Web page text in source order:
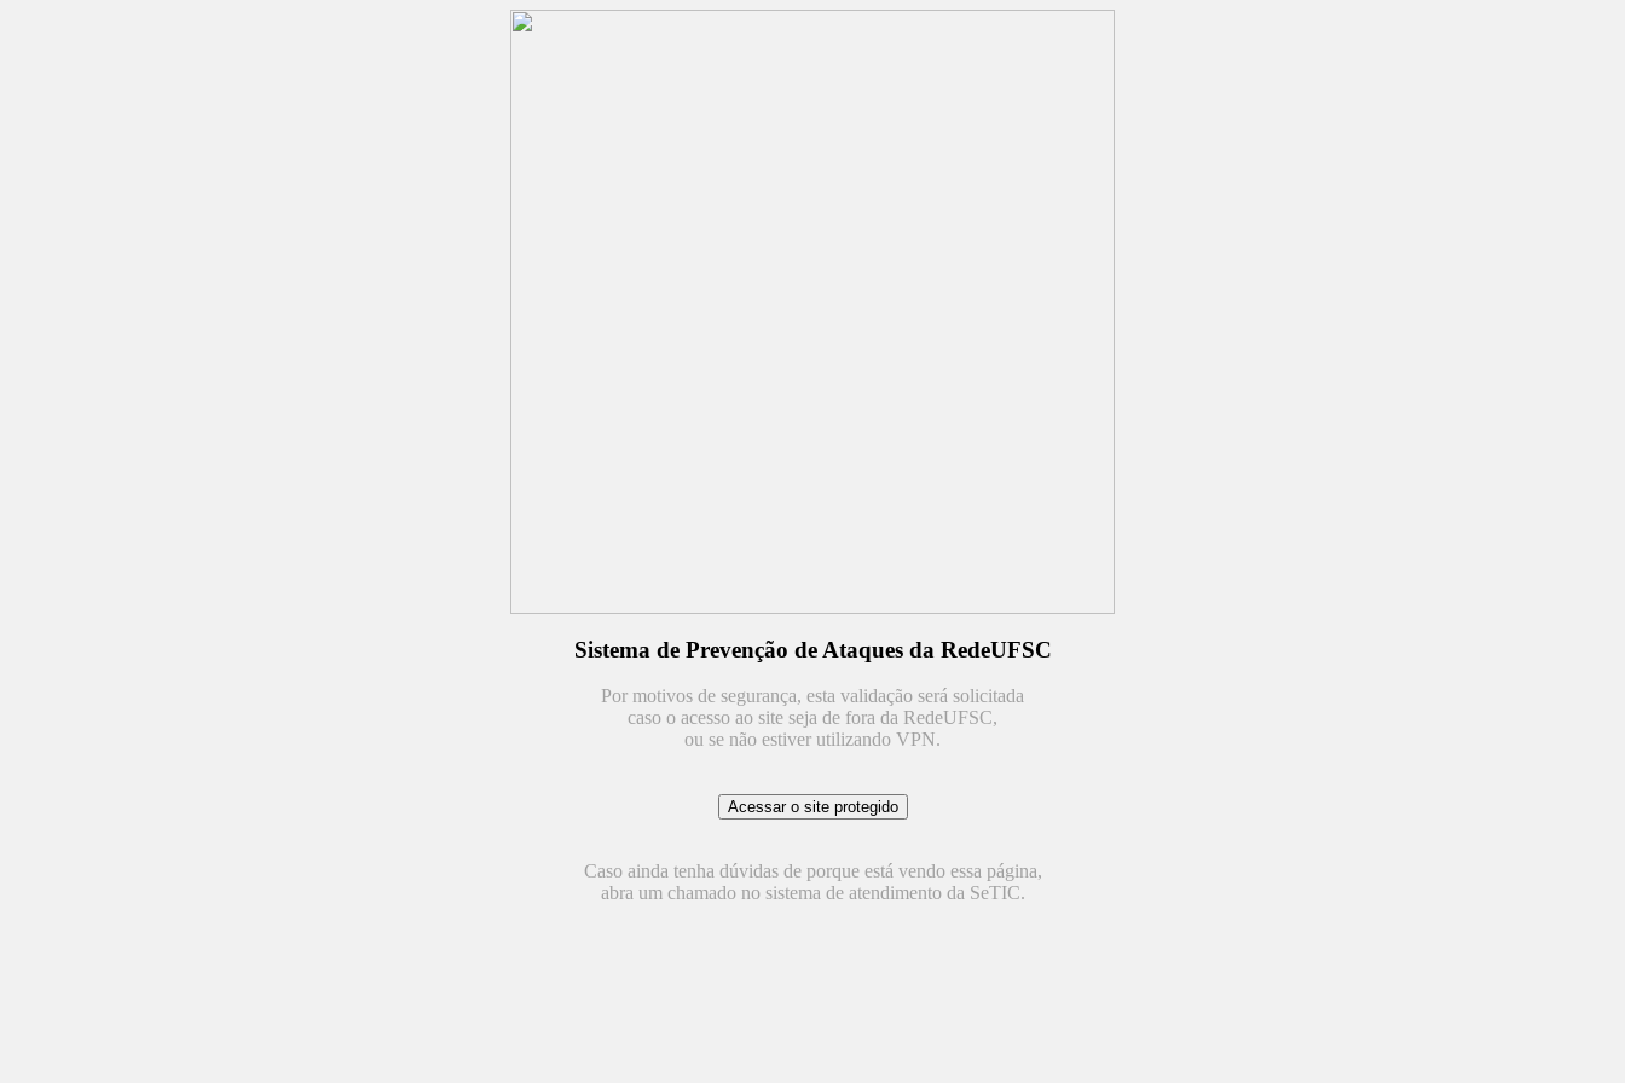
Sistema de Prevenção de Ataques da RedeUFSC
Por motivos de segurança, esta validação será solicitada
caso o acesso ao site seja de fora da RedeUFSC,
ou se não estiver utilizando VPN.
Caso ainda tenha dúvidas de porque está vendo essa página,
abra um chamado no sistema de atendimento da SeTIC.